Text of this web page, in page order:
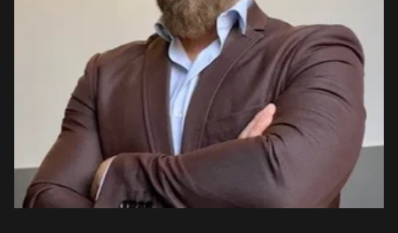
EURÓPA JÖVŐFESZTIVÁLJA
INGYENES DIÁK- ÉS TANÁRREGISZTRÁCIÓ
JEGYEK
KOSÁR